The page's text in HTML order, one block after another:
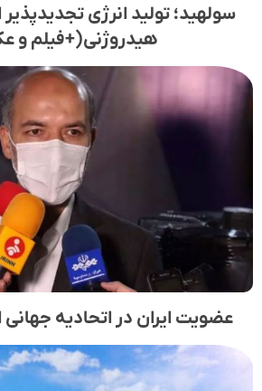
سولهید؛ تولید انرژی
هیدروژنی(+فیلم
عضویت ایران در اتحادیه